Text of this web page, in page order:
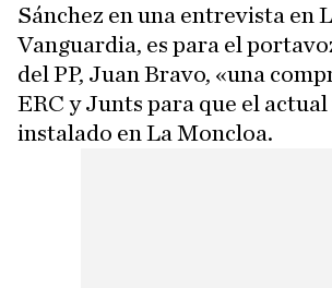
Sánchez en una entrevista en
Vanguardia, es para el
del PP, Juan Bravo, «una
ERC y Junts para que el
instalado en La Moncloa.